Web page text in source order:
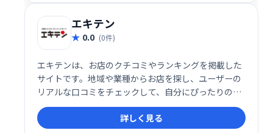
エキテン
0.0 (0件)
エキテンは、お店のクチコミやランキングを掲載した
サイトです。地域や業種からお店を探し、ユーザーの
リアルな口コミをチェックして、自分にぴったりのお
店を見つけられます。豊富な情報と便利な検索機能
で、お出かけや買い物の前にぜひ活用ください。
詳しく見る